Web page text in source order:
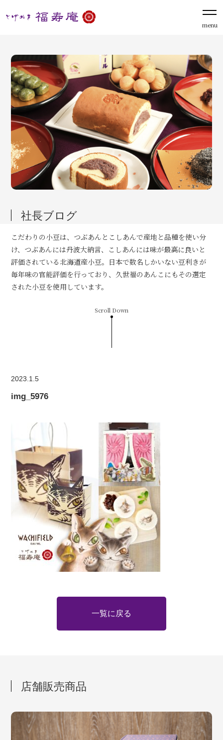
menu
社長ブログ
こだわりの小豆は、つぶあんとこしあんで産地と品種を使い分
け、つぶあんには丹波大納言、こしあんには味が最高に良いと
評価されている北海道産小豆。日本で数名しかいない豆利きが
毎年味の官能評価を行っており、久世福のあんこにもその選定
された小豆を使用しています。
Scroll Down
2023.1.5
img_5976
一覧に戻る
店舗販売商品